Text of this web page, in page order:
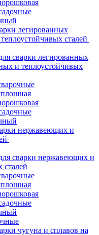
легированных
сталей
сварки легированных
и теплоустойчивых
нержавеющих и
сварки нержавеющих и
сталей
чугуна и сплавов на